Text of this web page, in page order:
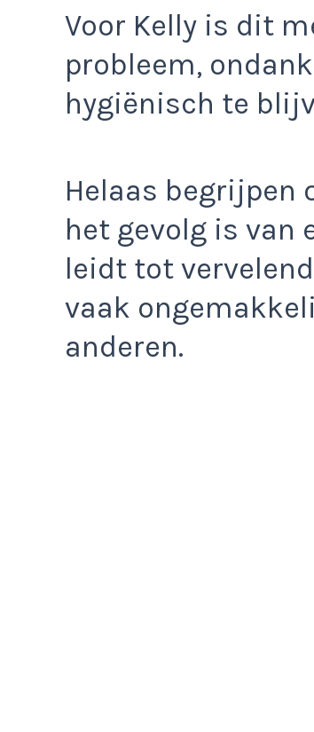
Voor Kelly is dit
probleem,
hygiënisch te
Helaas
het gevolg is van
leidt tot
vaak
anderen.